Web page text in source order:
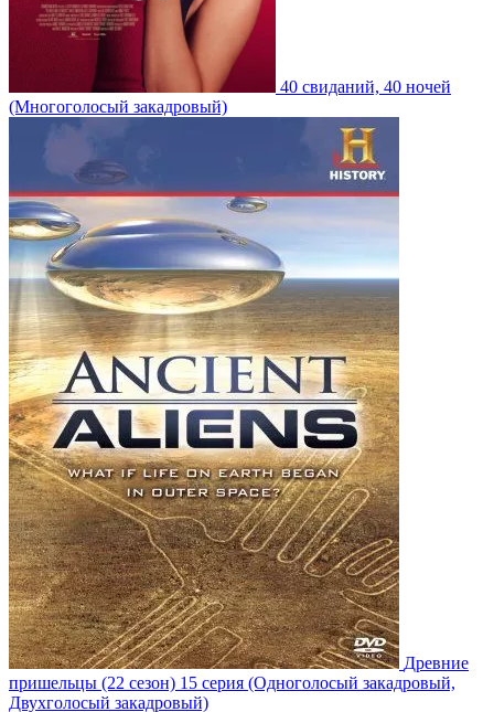
40 свиданий, 40 ночей
(Многоголосый закадровый)
Древние
пришельцы (22 сезон) 15 серия (Одноголосый закадровый,
Двухголосый закадровый)